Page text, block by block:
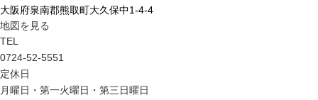
大阪府泉南郡熊取町大久保中1-4-4
地図を見る
TEL
0724-52-5551
定休日
月曜日・第一火曜日・第三日曜日